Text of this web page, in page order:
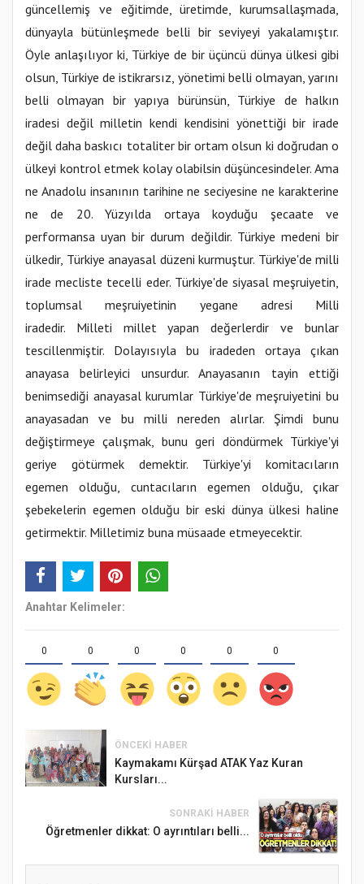
güncellemiş ve eğitimde, üretimde, kurumsallaşmada,
dünyayla bütünleşmede belli bir seviyeyi yakalamıştır.
Öyle anlaşılıyor ki, Türkiye de bir üçüncü dünya ülkesi gibi
olsun, Türkiye de istikrarsız, yönetimi belli olmayan, yarını
belli olmayan bir yapıya bürünsün, Türkiye de halkın
iradesi değil milletin kendi kendisini yönettiği bir irade
değil daha baskıcı totaliter bir ortam olsun ki doğrudan o
ülkeyi kontrol etmek kolay olabilsin düşüncesindeler. Ama
ne Anadolu insanının tarihine ne seciyesine ne karakterine
ne de 20. Yüzyılda ortaya koyduğu şecaate ve
performansa uyan bir durum değildir. Türkiye medeni bir
ülkedir, Türkiye anayasal düzeni kurmuştur. Türkiye'de milli
irade mecliste tecelli eder. Türkiye'de siyasal meşruiyetin,
toplumsal meşruiyetinin yegane adresi Milli
iradedir. Milleti millet yapan değerlerdir ve bunlar
tescillenmiştir. Dolayısıyla bu iradeden ortaya çıkan
anayasa belirleyici unsurdur. Anayasanın tayin ettiği
benimsediği anayasal kurumlar Türkiye'de meşruiyetini bu
anayasadan ve bu milli nereden alırlar. Şimdi bunu
değiştirmeye çalışmak, bunu geri döndürmek Türkiye'yi
geriye götürmek demektir. Türkiye'yi komitacıların
egemen olduğu, cuntacıların egemen olduğu, çıkar
şebekelerin egemen olduğu bir eski dünya ülkesi haline
getirmektir. Milletimiz buna müsaade etmeyecektir.
Anahtar Kelimeler:
0 0 0 0 0 0
ÖNCEKI HABER
Kaymakamı Kürşad ATAK Yaz Kuran
Kursları...
SONRAKI HABER
Öğretmenler dikkat: O ayrıntıları belli...